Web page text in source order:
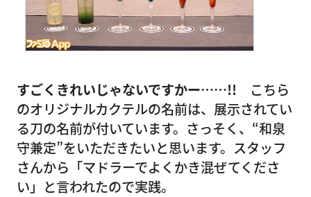
すごくきれいじゃないですかー……!! こちら
のオリジナルカクテルの名前は、展示されてい
る刀の名前が付いています。さっそく、“和泉
守兼定”をいただきたいと思います。スタッフ
さんから「マドラーでよくかき混ぜてくださ
い」と言われたので実践。